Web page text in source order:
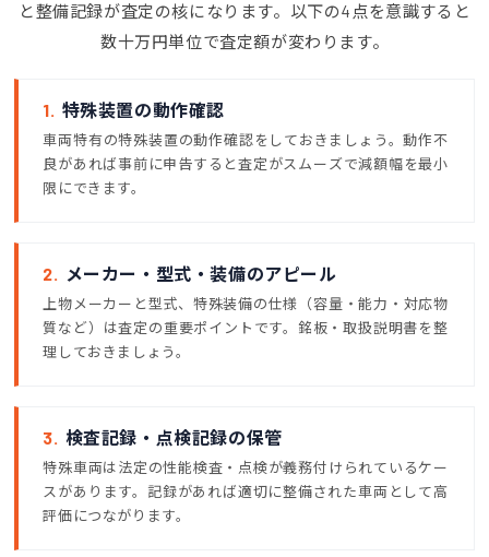
と整備記録が査定の核になります。以下の4点を意識すると
数十万円単位で査定額が変わります。
1. 特殊装置の動作確認
車両特有の特殊装置の動作確認をしておきましょう。動作不
良があれば事前に申告すると査定がスムーズで減額幅を最小
限にできます。
2. メーカー・型式・装備のアピール
上物メーカーと型式、特殊装備の仕様（容量・能力・対応物
質など）は査定の重要ポイントです。銘板・取扱説明書を整
理しておきましょう。
3. 検査記録・点検記録の保管
特殊車両は法定の性能検査・点検が義務付けられているケー
スがあります。記録があれば適切に整備された車両として高
評価につながります。